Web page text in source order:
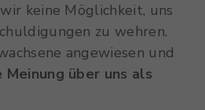
keine Möglichkeit, uns
zu wehren.
angewiesen und
über uns als